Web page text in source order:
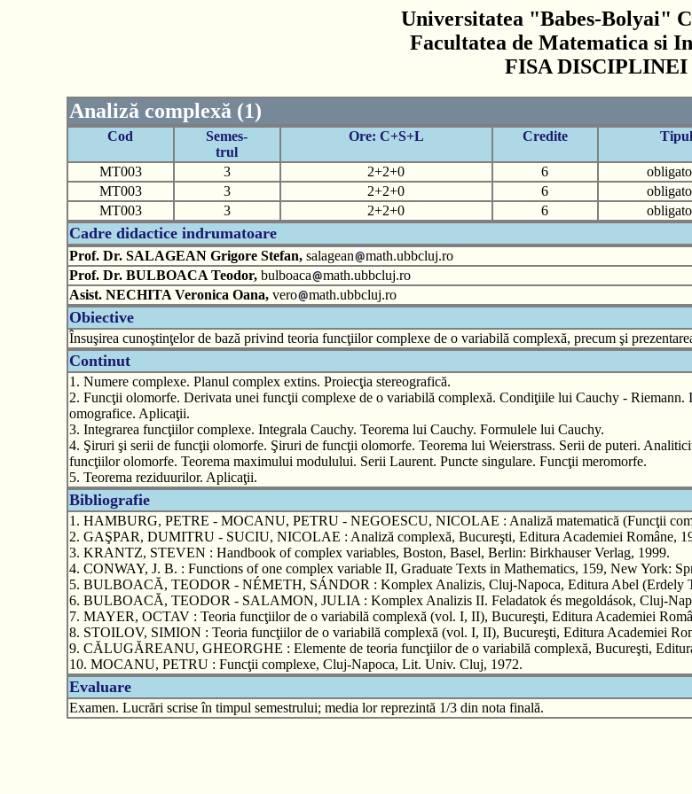
Universitatea "Babes-Bolyai"
Facultatea de Matematica si
FISA DISCIPLINEI
Analiză complexă (1)
Cod
Semes-
trul
Ore: C+S+L Credite Tipul
MT003 3 2+2+0 6
MT003
3 2+2+0 6
MT003
3 2+2+0 6
Cadre didactice indrumatoare
Prof. Dr. SALAGEAN Grigore Stefan,salagean
math.ubbcluj.ro
Prof. Dr. BULBOACA Teodor,bulboaca
math.ubbcluj.ro
Asist. NECHITA Veronica Oana,vero math.ubbcluj.ro
Obiective
Însuşirea cunoştinţelor de bază privind teoria funcţiilor complexe de o variabilă complexă, precum şi
Continut
1. Numere complexe. Planul complex extins. Proiecţia stereografică.
2. Funcţii olomorfe. Derivata unei funcţii complexe de o variabilă complexă. Condiţiile lui Cauchy -
omografice. Aplicaţii.
3. Integrarea funcţiilor complexe. Integrala Cauchy. Teorema lui Cauchy. Formulele lui Cauchy.
4. Şiruri şi serii de funcţii olomorfe. Şiruri de funcţii olomorfe. Teorema lui Weierstrass. Serii de puteri.
funcţiilor olomorfe. Teorema maximului modulului. Serii Laurent. Puncte singulare. Funcţii meromorfe.
5. Teorema reziduurilor. Aplicaţii.
Bibliografie
1. HAMBURG, PETRE - MOCANU, PETRU - NEGOESCU, NICOLAE : Analiză matematică (Funcţii
2. GAŞPAR, DUMITRU - SUCIU, NICOLAE : Analiză complexă, Bucureşti, Editura Academiei Române,
3. KRANTZ, STEVEN : Handbook of complex variables, Boston, Basel, Berlin: Birkhauser Verlag, 1999.
4. CONWAY, J. B. : Functions of one complex variable II, Graduate Texts in Mathematics, 159, New York:
5. BULBOACĂ, TEODOR - NÉMETH, SÁNDOR : Komplex Analizis, Cluj-Napoca, Editura Abel (Erdely
6. BULBOACĂ, TEODOR - SALAMON, JULIA : Komplex Analizis II. Feladatok és megoldások, Cluj-
7. MAYER, OCTAV : Teoria funcţiilor de o variabilă complexă (vol. I, II), Bucureşti, Editura Academiei
8. STOILOV, SIMION : Teoria funcţiilor de o variabilă complexă (vol. I, II), Bucureşti, Editura Academiei
9. CĂLUGĂREANU, GHEORGHE : Elemente de teoria funcţiilor de o variabilă complexă, Bucureşti,
10. MOCANU, PETRU : Funcţii complexe, Cluj-Napoca, Lit. Univ. Cluj, 1972.
Evaluare
Examen. Lucrări scrise în timpul semestrului; media lor reprezintă 1/3 din nota finală.